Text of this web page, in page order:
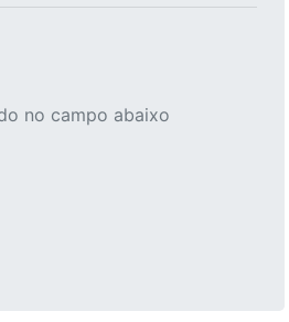
no campo abaixo